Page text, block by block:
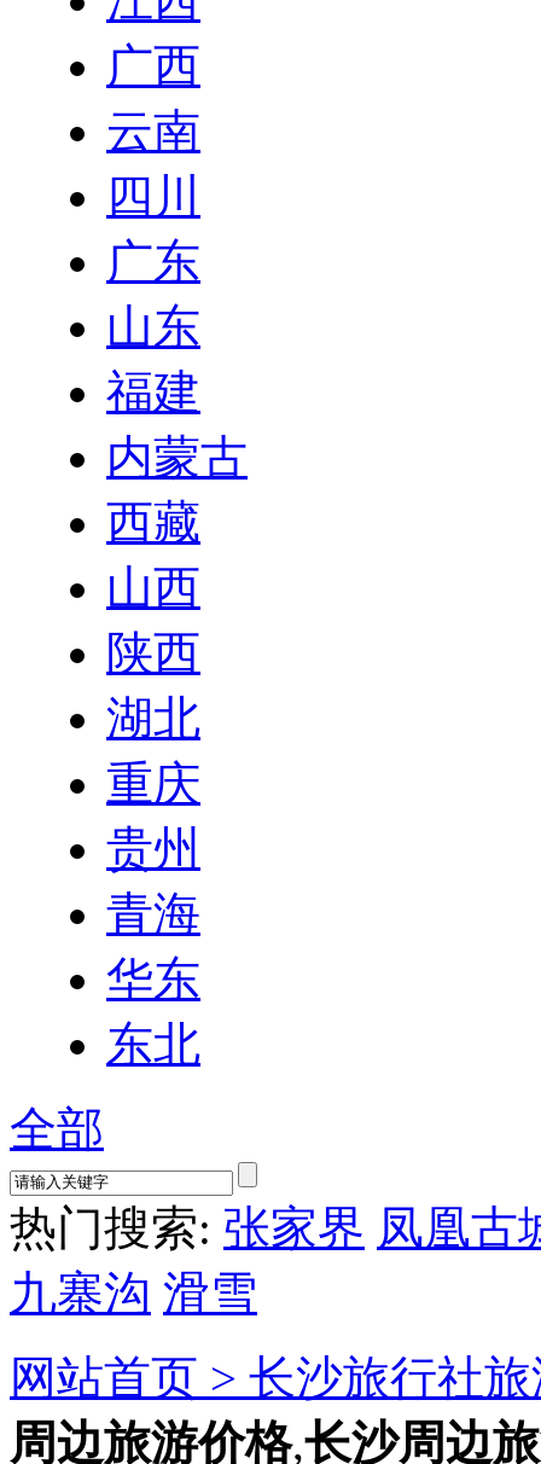
广西
云南
四川
广东
山东
福建
内蒙古
西藏
山西
陕西
湖北
重庆
贵州
青海
华东
东北
全部
热门搜索: 张家界 凤凰古
九寨沟 滑雪
网站首页 > 长沙旅行社
周边旅游价格,长沙周边